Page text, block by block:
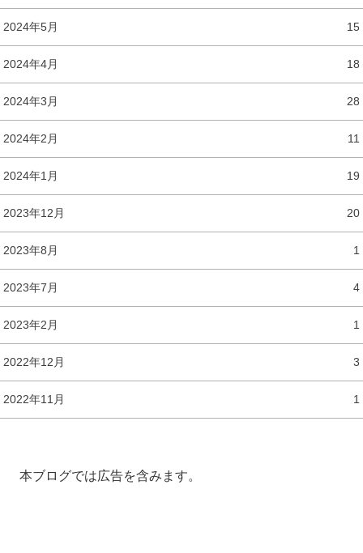
2024年5月 15
2024年4月 18
2024年3月 28
2024年2月 11
2024年1月 19
2023年12月 20
2023年8月 1
2023年7月 4
2023年2月 1
2022年12月 3
2022年11月 1
本ブログでは広告を含みます。